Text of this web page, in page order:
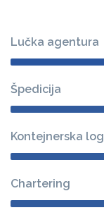
Lučka agentura
Špedicija
Kontejnerska
Chartering